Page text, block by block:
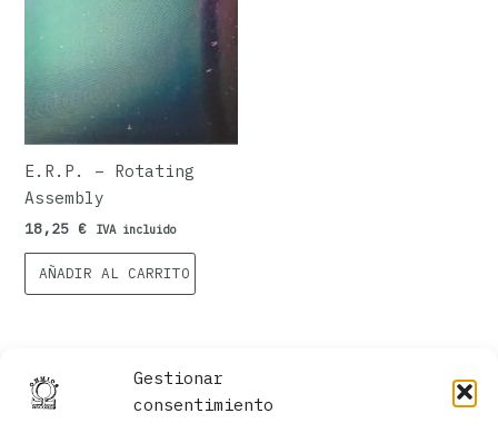
Gestionar
consentimiento
E.R.P. ‎– Rotating
Assembly
18,25 € IVA incluido
AÑADIR AL CARRITO